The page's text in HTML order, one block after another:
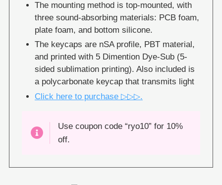
The mounting method is top-mounted, with
three sound-absorbing materials: PCB foam,
plate foam, and bottom silicone.
The keycaps are nSA profile, PBT material,
and printed with 5 Dimention Dye-Sub (5-
sided sublimation printing). Also included is
a polycarbonate keycap that transmits light
Click here to purchase ▷▷▷.
Use coupon code “ryo10” for 10%
off.